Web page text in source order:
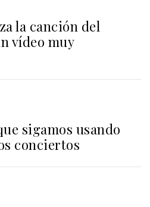
la canción del
vídeo muy
sigamos usando
conciertos